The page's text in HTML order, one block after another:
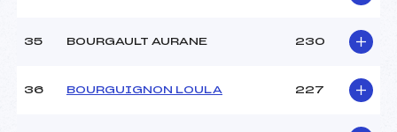
35 BOURGAULT AURANE 230
36 BOURGUIGNON LOULA 227